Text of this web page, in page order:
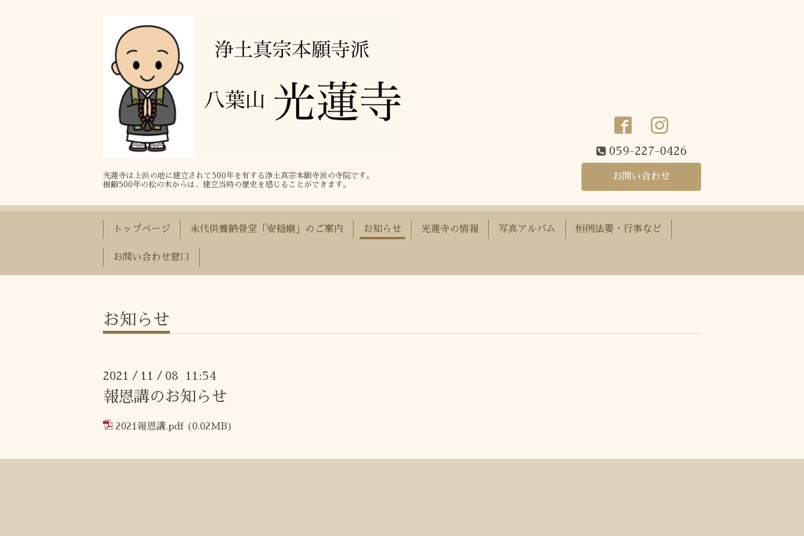
光蓮寺は上浜の地に建立されて500年を有する浄土真宗本願寺派の寺院です。
樹齢500年の松の木からは、建立当時の歴史を感じることができます。
059-227-0426
お問い合わせ
トップページ 永代供養納骨堂「安穏廟」のご案内 お知らせ 光蓮寺の情報 写真アルバム 恒例法要・行事など
お問い合わせ窓口
お知らせ
2021 / 11 / 08 11:54
報恩講のお知らせ
2021報恩講.pdf (0.02MB)